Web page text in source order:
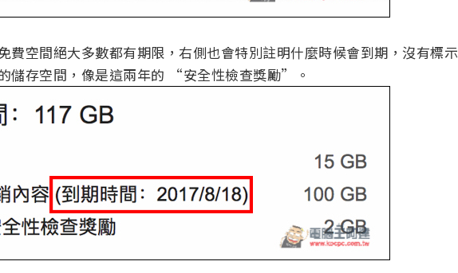
費空間絕大多數都有期限，右側也會特別註明什麼時候會到期，沒有標示
儲存空間，像是這兩年的 “安全性檢查獎勵”。